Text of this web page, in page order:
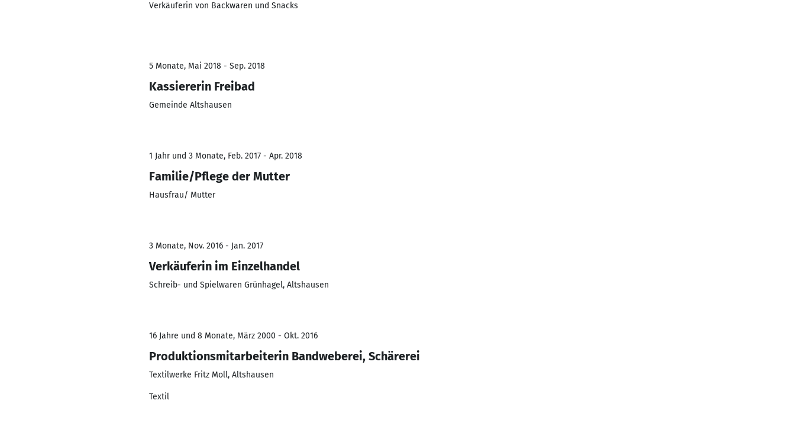
Verkäuferin von Backwaren und Snacks
5 Monate, Mai 2018 - Sep. 2018
Kassiererin Freibad
Gemeinde Altshausen
1 Jahr und 3 Monate, Feb. 2017 - Apr. 2018
Familie/Pflege der Mutter
Hausfrau/ Mutter
3 Monate, Nov. 2016 - Jan. 2017
Verkäuferin im Einzelhandel
Schreib- und Spielwaren Grünhagel, Altshausen
16 Jahre und 8 Monate, März 2000 - Okt. 2016
Produktionsmitarbeiterin Bandweberei, Schärerei
Textilwerke Fritz Moll, Altshausen
Textil